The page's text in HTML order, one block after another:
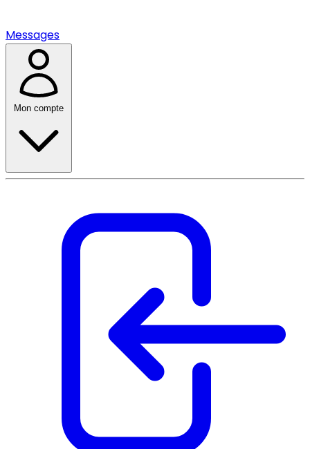
Messages
Mon compte